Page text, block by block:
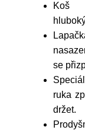
Koš
se
ruka
držet.